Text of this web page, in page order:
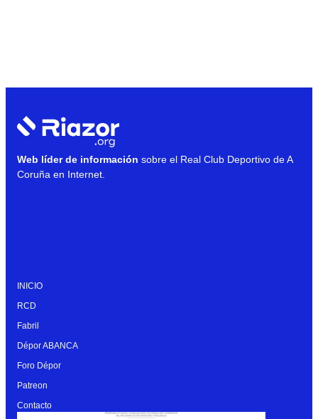
Web líder de información sobre el Real Club Deportivo de A
Coruña en Internet.
INICIO
RCD
Fabril
Dépor ABANCA
Foro Dépor
Patreon
Contacto